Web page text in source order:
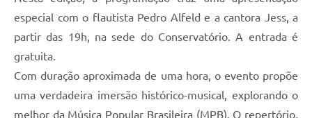
Plano Municipal de Saneamento Básico
Regularização de bairros
Carta de Serviços
especial com o flautista Pedro Alfeld e a cantora Jess, a
partir das 19h, na sede do Conservatório. A entrada é
gratuita.
Com duração aproximada de uma hora, o evento propõe
uma verdadeira imersão histórico-musical, explorando o
melhor da Música Popular Brasileira (MPB). O repertório,